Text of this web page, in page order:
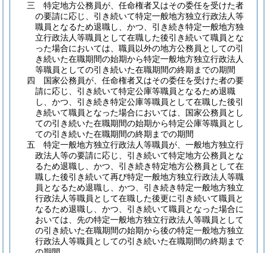
三
特定地方公務員が、任命権者又はその委任を受けた者
の要請に応じ、引き続いて特定一般地方独立行政法人等
職員となるため退職し、かつ、引き続き特定一般地方独
立行政法人等職員として在職した後引き続いて職員とな
った場合においては、職員以外の地方公務員としての引
き続いた在職期間の始期から特定一般地方独立行政法人
等職員としての引き続いた在職期間の終期までの期間
四
国家公務員が、任命権者又はその委任を受けた者の要
請に応じ、引き続いて特定公庫等職員となるため退職
し、かつ、引き続き特定公庫等職員として在職した後引
き続いて職員となった場合においては、国家公務員とし
ての引き続いた在職期間の始期から特定公庫等職員とし
ての引き続いた在職期間の終期までの期間
五
特定一般地方独立行政法人等職員が、一般地方独立行
政法人等の要請に応じ、引き続いて特定地方公務員とな
るため退職し、かつ、引き続き特定地方公務員として在
職した後引き続いて再び特定一般地方独立行政法人等職
員となるため退職し、かつ、引き続き特定一般地方独立
行政法人等職員として在職した後更に引き続いて職員と
なるため退職し、かつ、引き続いて職員となった場合に
おいては、先の特定一般地方独立行政法人等職員として
の引き続いた在職期間の始期から後の特定一般地方独立
行政法人等職員としての引き続いた在職期間の終期まで